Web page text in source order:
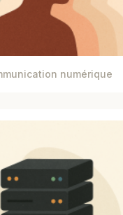
numérique